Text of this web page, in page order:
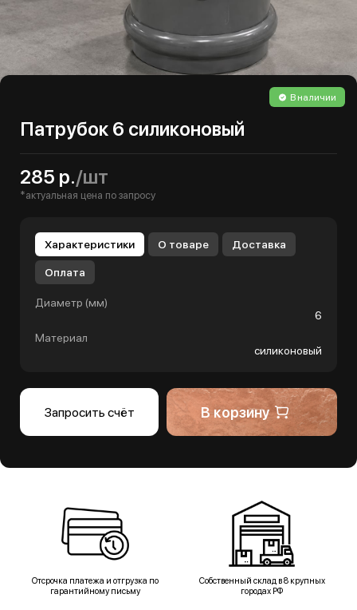
В наличии
Патрубок 6 силиконовый
285 р./шт
*актуальная цена по запросу
Характеристики О товаре Доставка
Оплата
Диаметр (мм)
6
Материал
силиконовый
Запросить счёт В корзину
Отсрочка платежа и отгрузка по
гарантийному письму
Собственный склад в 8 крупных
городах РФ